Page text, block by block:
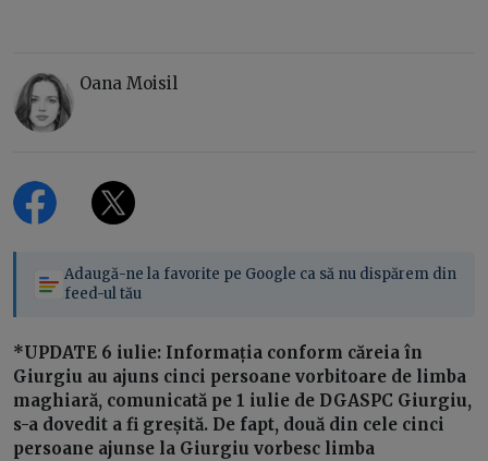
Oana Moisil
Adaugă-ne la favorite pe Google ca să nu dispărem din
feed-ul tău
*UPDATE 6 iulie: Informația conform căreia în
Giurgiu au ajuns cinci persoane vorbitoare de limba
maghiară, comunicată pe 1 iulie de DGASPC Giurgiu,
s-a dovedit a fi greșită. De fapt, două din cele cinci
persoane ajunse la Giurgiu vorbesc limba